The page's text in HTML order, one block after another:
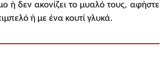
ή δεν ακονίζει το μυαλό τους, αφήστε
ή με ένα κουτί γλυκά.